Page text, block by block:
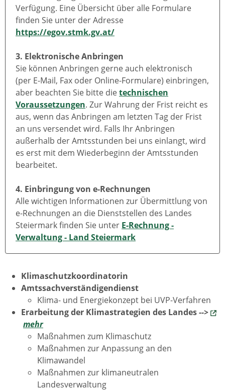
Verfügung. Eine Übersicht über alle Formulare
finden Sie unter der Adresse
https://egov.stmk.gv.at/
3. Elektronische Anbringen
Sie können Anbringen gerne auch elektronisch
(per E-Mail, Fax oder Online-Formulare) einbringen,
aber beachten Sie bitte dietechnischen
Voraussetzungen. Zur Wahrung der Frist reicht es
aus, wenn das Anbringen am letzten Tag der Frist
an uns versendet wird. Falls Ihr Anbringen
außerhalb der Amtsstunden bei uns einlangt, wird
es erst mit dem Wiederbeginn der Amtsstunden
bearbeitet.
4. Einbringung von e-Rechnungen
Alle wichtigen Informationen zur Übermittlung von
e-Rechnungen an die Dienststellen des Landes
Steiermark finden Sie unter E-Rechnung -
Verwaltung - Land Steiermark
Klimaschutzkoordinatorin
Amtssachverständigendienst
Klima- und Energiekonzept bei UVP-Verfahren
Erarbeitung der Klimastrategien des Landes-->
mehr
Maßnahmen zum Klimaschutz
Maßnahmen zur Anpassung an den
Klimawandel
Maßnahmen zur klimaneutralen
Landesverwaltung